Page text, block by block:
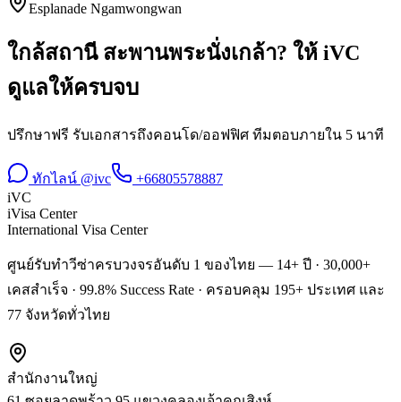
Esplanade Ngamwongwan
ใกล้สถานี สะพานพระนั่งเกล้า? ให้ iVC
ดูแลให้ครบจบ
ปรึกษาฟรี รับเอกสารถึงคอนโด/ออฟฟิศ ทีมตอบภายใน 5 นาที
ทักไลน์ @ivc
+66805578887
iVC
iVisa Center
International Visa Center
ศูนย์รับทำวีซ่าครบวงจรอันดับ 1 ของไทย — 14+ ปี · 30,000+
เคสสำเร็จ · 99.8% Success Rate · ครอบคลุม 195+ ประเทศ และ
77 จังหวัดทั่วไทย
สำนักงานใหญ่